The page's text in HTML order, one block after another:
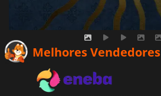
Melhores Vendedores